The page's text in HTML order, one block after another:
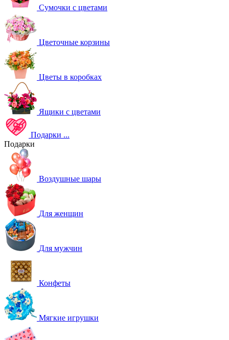
Сумочки с цветами
Цветочные корзины
Цветы в коробках
Ящики с цветами
Подарки ...
Подарки
Воздушные шары
Для женщин
Для мужчин
Конфеты
Мягкие игрушки